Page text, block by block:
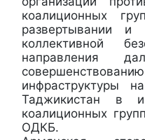
коалиционных
развертывании и
коллективной
направления
инфраструктуры
Таджикистан в
коалиционных
ОДКБ.